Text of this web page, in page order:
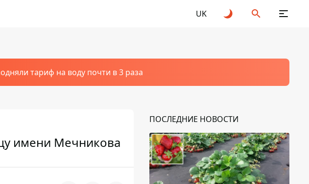
UK
тариф на воду почти в 3 раза
имени Мечникова
ПОСЛЕДНИЕ НОВОСТИ